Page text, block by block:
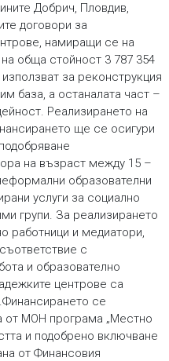
Добрич, Пловдив,
договори за
намиращи се на
обща стойност 3 787 354
за реконструкция
база, а останалата част –
Реализирането на
ще се осигури
на възраст между 15 –
образователни
услуги за социално
групи. За реализирането
работници и медиатори,
с
и образователно
центрове са
се
от МОН програма „Местно
и подобрено включване
от Финансовия